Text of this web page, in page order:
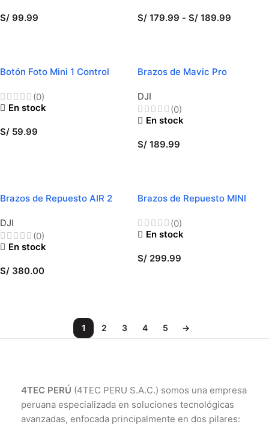
S/ 99.99 S/ 179.99 - S/ 189.99
Botón Foto Mini 1 Control
(0)
En stock
S/ 59.99
Brazos de Mavic Pro
DJI
(0)
En stock
S/ 189.99
Brazos de Repuesto AIR 2
DJI
(0)
En stock
S/ 380.00
Brazos de Repuesto MINI
(0)
En stock
S/ 299.99
1 2 3 4 5 →
4TEC PERÚ (4TEC PERU S.A.C.) somos una empresa
peruana especializada en soluciones tecnológicas
avanzadas, enfocada principalmente en dos pilares: